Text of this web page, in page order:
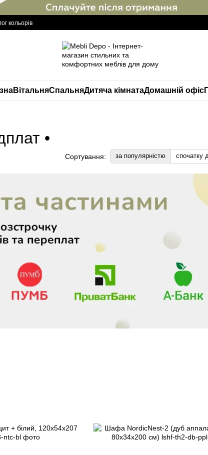
кольорів
ВітальняСпальняДитяча кімнатаДомашній офіс
•
Сортування: за популярністю спочатку